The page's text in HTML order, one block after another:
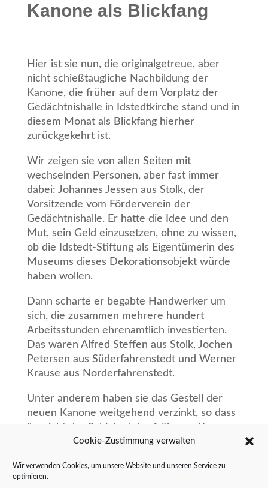
Cookie-Zustimmung verwalten
Wir verwenden Cookies, um unsere Website und unseren Service zu
optimieren.
Kanone als Blickfang
Hier ist sie nun, die originalgetreue, aber
nicht schießtaugliche Nachbildung der
Kanone, die früher auf dem Vorplatz der
Gedächtnishalle in Idstedtkirche stand und in
diesem Monat als Blickfang hierher
zurückgekehrt ist.
Wir zeigen sie von allen Seiten mit
wechselnden Personen, aber fast immer
dabei: Johannes Jessen aus Stolk, der
Vorsitzende vom Förderverein der
Gedächtnishalle. Er hatte die Idee und den
Mut, sein Geld einzusetzen, ohne zu wissen,
ob die Idstedt-Stiftung als Eigentümerin des
Museums dieses Dekorationsobjekt würde
haben wollen.
Dann scharte er begabte Handwerker um
sich, die zusammen mehrere hundert
Arbeitsstunden ehrenamtlich investierten.
Das waren Alfred Steffen aus Stolk, Jochen
Petersen aus Süderfahrenstedt und Werner
Krause aus Norderfahrenstedt.
Unter anderem haben sie das Gestell der
neuen Kanone weitgehend verzinkt, so dass
ihr nicht das Schicksal der früheren Kanone
droht; deren Lafette war nämlich nach vielen
und nicht mehr standsicher.